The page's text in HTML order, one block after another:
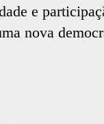
e
nova